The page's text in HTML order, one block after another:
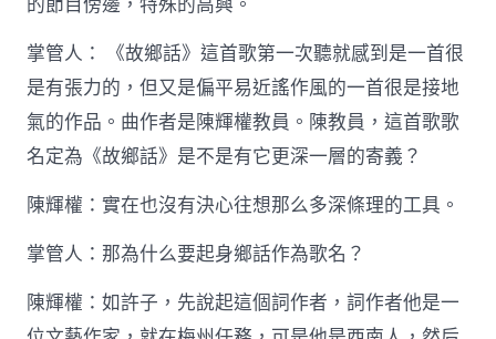
掌管人： 《故鄉話》這首歌第一次聽就感到是一首很
是有張力的，但又是偏平易近謠作風的一首很是接地
氣的作品。曲作者是陳輝權教員。陳教員，這首歌歌
名定為《故鄉話》是不是有它更深一層的寄義？
陳輝權：實在也沒有決心往想那么多深條理的工具。
掌管人：那為什么要起身鄉話作為歌名？
陳輝權：如許子，先說起這個詞作者，詞作者他是一